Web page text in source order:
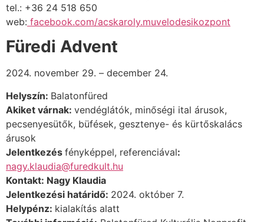
tel.: +36 24 518 650
web: facebook.com/acskaroly.muvelodesikozpont
Füredi Advent
2024. november 29. – december 24.
Helyszín: Balatonfüred
Akiket várnak: vendéglátók, minőségi ital árusok,
pecsenyesütők, büfések, gesztenye- és kürtőskalács
árusok
Jelentkezés fényképpel, referenciával:
nagy.klaudia@furedkult.hu
Kontakt: Nagy Klaudia
Jelentkezési határidő: 2024. október 7.
Helypénz: kialakítás alatt